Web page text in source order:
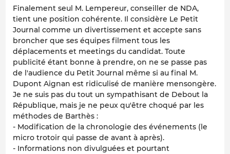
Finalement seul M. Lempereur, conseiller de NDA,
tient une position cohérente. Il considère Le Petit
Journal comme un divertissement et accepte sans
broncher que ses équipes filment tous les
déplacements et meetings du candidat. Toute
publicité étant bonne à prendre, on ne se passe pas
de l'audience du Petit Journal même si au final M.
Dupont Aignan est ridiculisé de manière mensongère.
Je ne suis pas du tout un sympathisant de Debout la
République, mais je ne peux qu'être choqué par les
méthodes de Barthès :
- Modification de la chronologie des événements (le
micro trotoir qui passe de avant à après).
- Informations non divulguées et pourtant